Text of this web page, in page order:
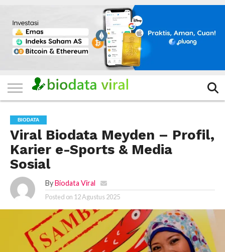
HOME
FILTER
KATEGORI
IKLAN
GRATIS
TERVIRAL
TRADING
KOMUNITAS
BERITA
BISNIS
LAINNYA
BIODATA
Viral Biodata Meyden – Profil,
Karier e-Sports & Media
Sosial
By Biodata Viral
Posted on 12 Agustus 2025